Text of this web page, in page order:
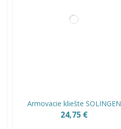
Armovacie kliešte SOLINGEN
24,75 €